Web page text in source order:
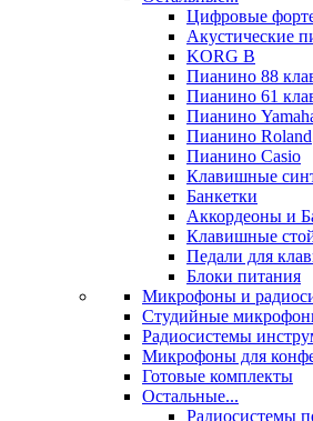
Цифровые
Акустические
KORG B
Пианино 88
Пианино 61
Пианино
Пианино Roland
Пианино Casio
Клавишные
Банкетки
Аккордеоны и
Клавишные
Педали для
Блоки питания
Микрофоны и
Студийные
Радиосистемы
Микрофоны для
Готовые комплекты
Остальные...
Радиосистемы